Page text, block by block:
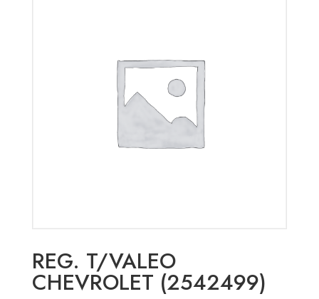
REG. T/VALEO
CHEVROLET (2542499)